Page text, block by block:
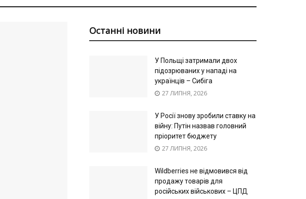
Останні новини
У Польщі затримали двох
підозрюваних у нападі на
українців – Сибіга
27 ЛИПНЯ, 2026
У Росії знову зробили ставку на
війну: Путін назвав головний
пріоритет бюджету
27 ЛИПНЯ, 2026
Wildberries не відмовився від
продажу товарів для
російських військових – ЦПД